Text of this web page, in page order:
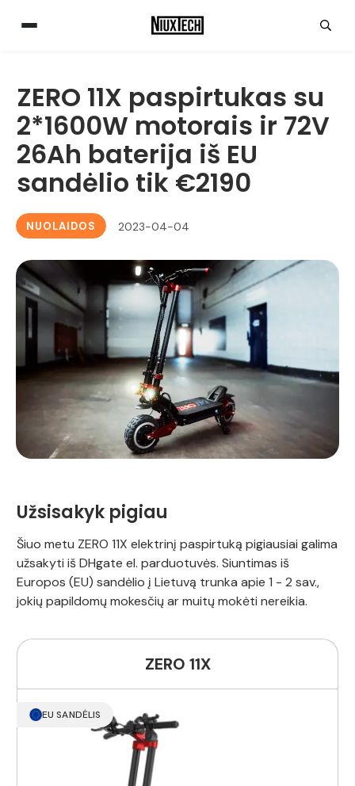
ZERO 11X paspirtukas su
2*1600W motorais ir 72V
26Ah baterija iš EU
sandėlio tik €2190
NUOLAIDOS 2023-04-04
Užsisakyk pigiau
Šiuo metu ZERO 11X elektrinį paspirtuką pigiausiai galima
užsakyti iš DHgate el. parduotuvės. Siuntimas iš
Europos (EU) sandėlio į Lietuvą trunka apie 1 - 2 sav.,
jokių papildomų mokesčių ar muitų mokėti nereikia.
ZERO 11X
EU SANDĖLIS